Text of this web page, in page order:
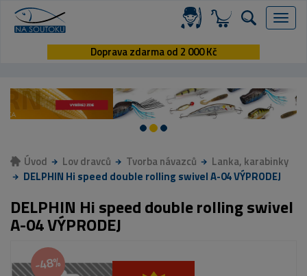
Menu
Doprava zdarma od 2 000 Kč
Úvod Lov dravců Tvorba návazců
Lanka, karabinky
DELPHIN Hi speed double rolling swivel A-04 VÝPRODEJ
DELPHIN Hi speed double rolling swivel
A-04 VÝPRODEJ
-48%